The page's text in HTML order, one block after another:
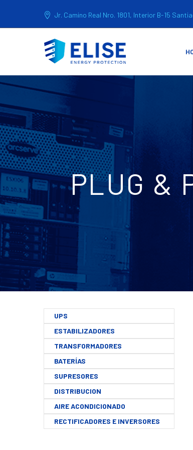
Jr. Camino Real Nro. 1801, Interior B-15
PLUG &
UPS
ESTABILIZADORES
TRANSFORMADORES
BATERÍAS
SUPRESORES
DISTRIBUCION
AIRE ACONDICIONADO
RECTIFICADORES E INVERSORES